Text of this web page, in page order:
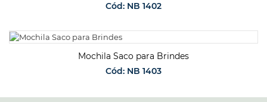
Cód: NB 1402
SOLICITAR ORÇAMENTO
Mochila Saco para Brindes
Cód: NB 1403